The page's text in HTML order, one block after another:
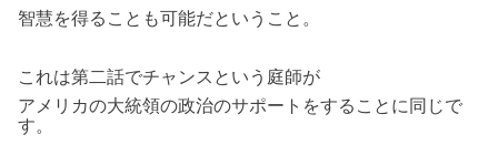
智慧を得ることも可能だということ。
これは第二話でチャンスという庭師が
アメリカの大統領の政治のサポートをすることに同じで
す。